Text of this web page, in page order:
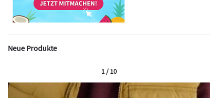
Neue Produkte
1 / 10